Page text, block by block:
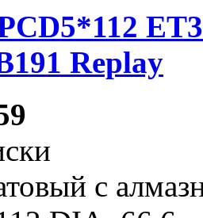
Replay
с